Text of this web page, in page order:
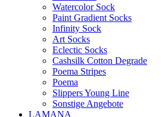
Watercolor Sock
Paint Gradient Socks
Infinity Sock
Art Socks
Eclectic Socks
Cashsilk Cotton Degrade
Poema Stripes
Poema
Slippers Young Line
Sonstige Angebote
LAMANA